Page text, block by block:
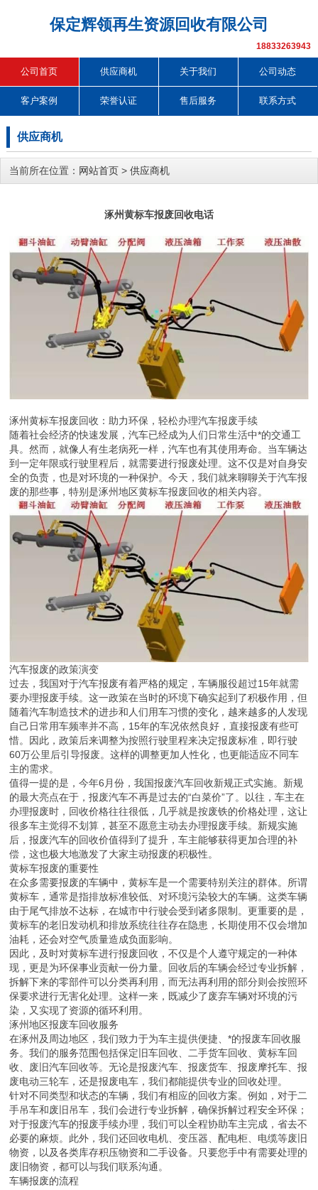
保定辉领再生资源回收有限公司
18833263943
公司首页 供应商机 关于我们 公司动态
客户案例 荣誉认证 售后服务 联系方式
供应商机
当前所在位置： 网站首页 > 供应商机
涿州黄标车报废回收电话
涿州黄标车报废回收：助力环保，轻松办理汽车报废手续
随着社会经济的快速发展，汽车已经成为人们日常生活中*的交通工
具。然而，就像人有生老病死一样，汽车也有其使用寿命。当车辆达
到一定年限或行驶里程后，就需要进行报废处理。这不仅是对自身安
全的负责，也是对环境的一种保护。今天，我们就来聊聊关于汽车报
废的那些事，特别是涿州地区黄标车报废回收的相关内容。
汽车报废的政策演变
过去，我国对于汽车报废有着严格的规定，车辆服役超过15年就需
要办理报废手续。这一政策在当时的环境下确实起到了积极作用，但
随着汽车制造技术的进步和人们用车习惯的变化，越来越多的人发现
自己日常用车频率并不高，15年的车况依然良好，直接报废有些可
惜。因此，政策后来调整为按照行驶里程来决定报废标准，即行驶
60万公里后引导报废。这样的调整更加人性化，也更能适应不同车
主的需求。
值得一提的是，今年6月份，我国报废汽车回收新规正式实施。新规
的最大亮点在于，报废汽车不再是过去的“白菜价”了。以往，车主在
办理报废时，回收价格往往很低，几乎就是按废铁的价格处理，这让
很多车主觉得不划算，甚至不愿意主动去办理报废手续。新规实施
后，报废汽车的回收价值得到了提升，车主能够获得更加合理的补
偿，这也极大地激发了大家主动报废的积极性。
黄标车报废的重要性
在众多需要报废的车辆中，黄标车是一个需要特别关注的群体。所谓
黄标车，通常是指排放标准较低、对环境污染较大的车辆。这类车辆
由于尾气排放不达标，在城市中行驶会受到诸多限制。更重要的是，
黄标车的老旧发动机和排放系统往往存在隐患，长期使用不仅会增加
油耗，还会对空气质量造成负面影响。
因此，及时对黄标车进行报废回收，不仅是个人遵守规定的一种体
现，更是为环保事业贡献一份力量。回收后的车辆会经过专业拆解，
拆解下来的零部件可以分类再利用，而无法再利用的部分则会按照环
保要求进行无害化处理。这样一来，既减少了废弃车辆对环境的污
染，又实现了资源的循环利用。
涿州地区报废车回收服务
在涿州及周边地区，我们致力于为车主提供便捷、*的报废车回收服
务。我们的服务范围包括保定旧车回收、二手货车回收、黄标车回
收、废旧汽车回收等。无论是报废汽车、报废货车、报废摩托车、报
废电动三轮车，还是报废电车，我们都能提供专业的回收处理。
针对不同类型和状态的车辆，我们有相应的回收方案。例如，对于二
手吊车和废旧吊车，我们会进行专业拆解，确保拆解过程安全环保；
对于报废汽车的报废手续办理，我们可以全程协助车主完成，省去不
必要的麻烦。此外，我们还回收电机、变压器、配电柜、电缆等废旧
物资，以及各类库存积压物资和二手设备。只要您手中有需要处理的
废旧物资，都可以与我们联系沟通。